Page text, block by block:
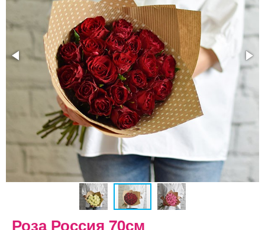
Роза Россия 70см